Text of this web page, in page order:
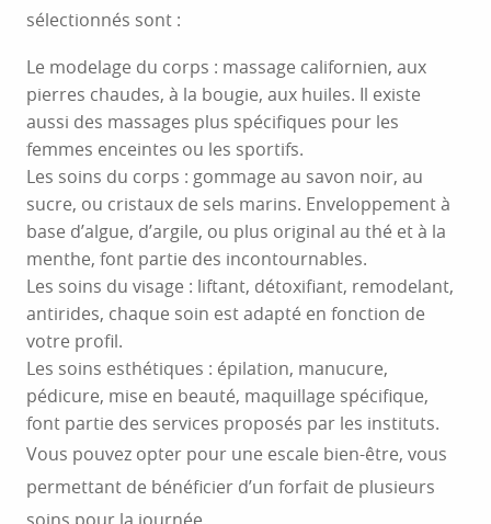
sélectionnés sont :
Le modelage du corps : massage californien, aux
pierres chaudes, à la bougie, aux huiles. Il existe
aussi des massages plus spécifiques pour les
femmes enceintes ou les sportifs.
Les soins du corps : gommage au savon noir, au
sucre, ou cristaux de sels marins. Enveloppement à
base d’algue, d’argile, ou plus original au thé et à la
menthe, font partie des incontournables.
Les soins du visage : liftant, détoxifiant, remodelant,
antirides, chaque soin est adapté en fonction de
votre profil.
Les soins esthétiques : épilation, manucure,
pédicure, mise en beauté, maquillage spécifique,
font partie des services proposés par les instituts.
Vous pouvez opter pour une escale bien-être, vous
permettant de bénéficier d’un forfait de plusieurs